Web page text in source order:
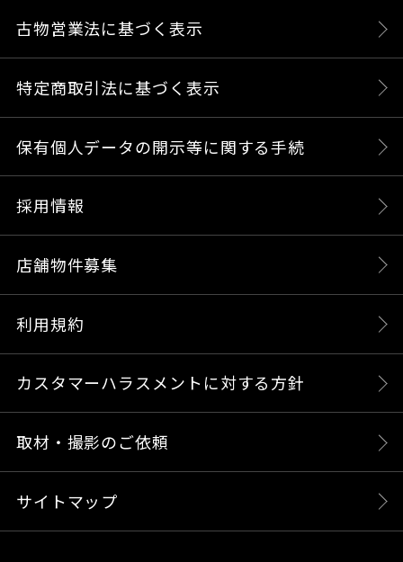
古物営業法に基づく表示
特定商取引法に基づく表示
保有個人データの開示等に関する手続
採用情報
店舗物件募集
利用規約
カスタマーハラスメントに対する方針
取材・撮影のご依頼
サイトマップ